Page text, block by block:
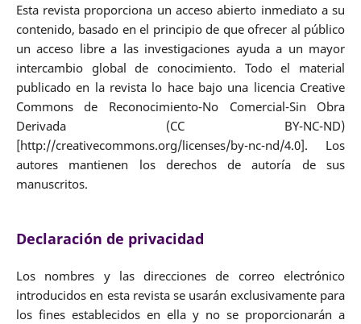
Esta revista proporciona un acceso abierto inmediato a su
contenido, basado en el principio de que ofrecer al público
un acceso libre a las investigaciones ayuda a un mayor
intercambio global de conocimiento. Todo el material
publicado en la revista lo hace bajo una licencia Creative
Commons de Reconocimiento-No Comercial-Sin Obra
Derivada (CC BY-NC-ND)
[http://creativecommons.org/licenses/by-nc-nd/4.0]. Los
autores mantienen los derechos de autoría de sus
manuscritos.
Declaración de privacidad
Los nombres y las direcciones de correo electrónico
introducidos en esta revista se usarán exclusivamente para
los fines establecidos en ella y no se proporcionarán a